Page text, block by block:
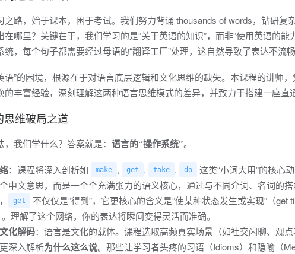
之路，始于课本，困于考试。我们努力背诵 thousands of words，钻研复
哪里？关键在于，我们学习的是“关于英语的知识”，而非“使用英语的能
，每个句子都需要经过母语的“翻译工厂”处理，这自然导致了表达不流畅
语”的困境，根源在于对语言底层逻辑和文化思维的缺失。本课程的讲师
丰富经验，深刻理解这两种语言思维模式的差异，并致力于搭建一座直
维破局之道
我们学什么？答案就是： 语言的“操作系统”。
：课程将深入剖析如 make , get , take , do
这类“小词大用”的核心
中文意思，而是一个个充满张力的语义核心，通过与不同介词、名词的
get
不仅仅是“得到”，它更核心的含义是“使某种状态发生或实现”（get
理解了这个网络，你的表达将瞬间变得灵活而准确。
化解码：语言是文化的载体。课程选取高频真实场景（如社交闲聊、观
深入解析为什么这么说。那些让学习者头疼的习语（Idioms）和隐喻（